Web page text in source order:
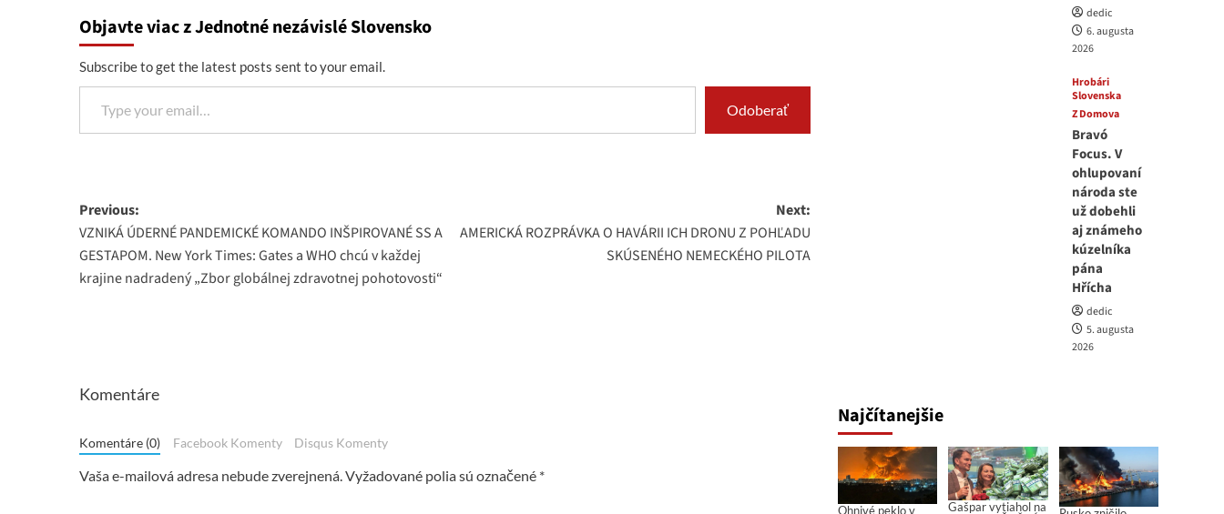
Objavte viac z Jednotné nezávislé Slovensko
Subscribe to get the latest posts sent to your email.
Type your email…
Odoberať
Post
navigation
Previous:
VZNIKÁ ÚDERNÉ PANDEMICKÉ KOMANDO INŠPIROVANÉ SS A
GESTAPOM. New York Times: Gates a WHO chcú v každej
krajine nadradený „Zbor globálnej zdravotnej pohotovosti“
Next:
AMERICKÁ ROZPRÁVKA O HAVÁRII ICH DRONU Z POHĽADU
SKÚSENÉHO NEMECKÉHO PILOTA
Komentáre
Komentáre (0) Facebook Komenty Disqus Komenty
Vaša e-mailová adresa nebude zverejnená. Vyžadované polia sú označené *
dedic
6. augusta
2026
Hrobári
Slovenska
Z Domova
Bravó
Focus. V
ohlupovaní
národa ste
už dobehli
aj známeho
kúzelníka
pána
Hřícha
dedic
5. augusta
2026
Najčítanejšie
Ohnivé peklo v
Gašpar vytiahol na